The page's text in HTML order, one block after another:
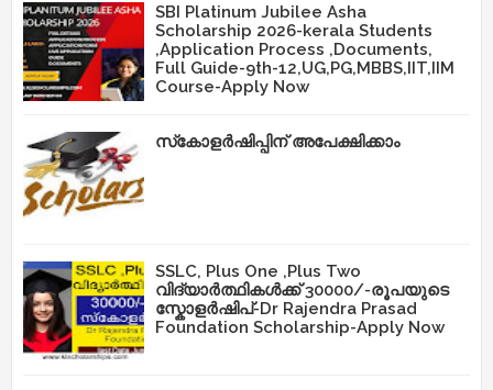
SBI Platinum Jubilee Asha
Scholarship 2026-kerala Students
,Application Process ,Documents,
Full Guide-9th-12,UG,PG,MBBS,IIT,IIM
Course-Apply Now
സ്‌കോളർഷിപ്പിന് അപേക്ഷിക്കാം
SSLC, Plus One ,Plus Two
വിദ്യാർത്ഥികൾക്ക് 30000/-രൂപയുടെ
സ്കോളർഷിപ്-Dr Rajendra Prasad
Foundation Scholarship-Apply Now